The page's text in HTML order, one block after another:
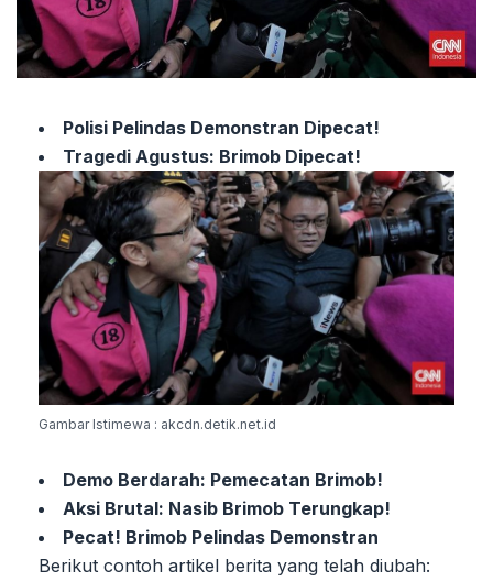
Polisi Pelindas Demonstran Dipecat!
Tragedi Agustus: Brimob Dipecat!
Gambar Istimewa : akcdn.detik.net.id
Demo Berdarah: Pemecatan Brimob!
Aksi Brutal: Nasib Brimob Terungkap!
Pecat! Brimob Pelindas Demonstran
Berikut contoh artikel berita yang telah diubah: